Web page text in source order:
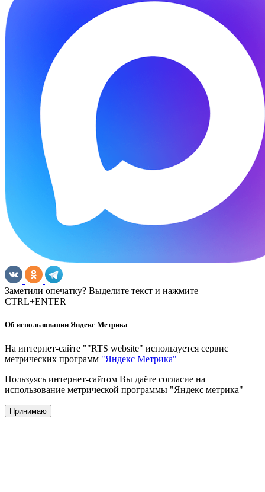
Заметили опечатку? Выделите текст и нажмите
CTRL+ENTER
Об использовании Яндекс Метрика
На интернет-сайте ""RTS website" используется сервис
метрических программ "Яндекс Метрика"
Пользуясь интернет-сайтом Вы даёте согласие на
использование метрической программы "Яндекс метрика"
Принимаю